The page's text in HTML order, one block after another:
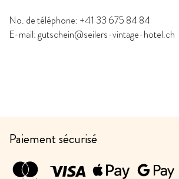
No. de téléphone: +41 33 675 84 84
E-mail: gutschein@seilers-vintage-hotel.ch
Paiement sécurisé